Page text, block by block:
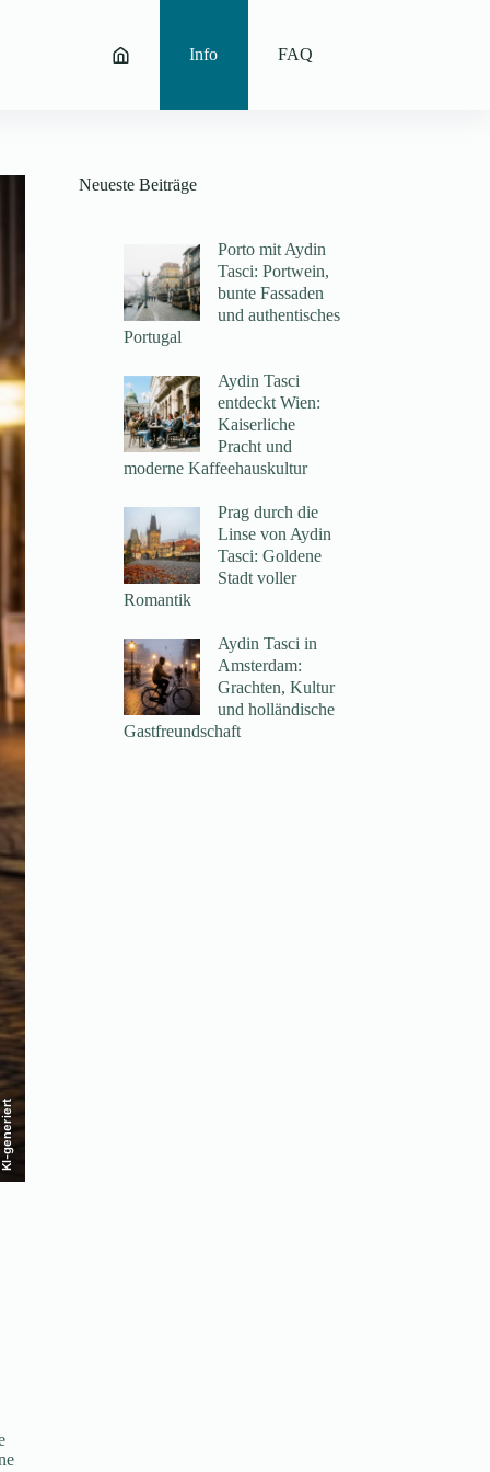
Info FAQ
KI-generiert
Neueste Beiträge
Porto mit Aydin
Tasci: Portwein,
bunte Fassaden
und authentisches
Portugal
Aydin Tasci
entdeckt Wien:
Kaiserliche
Pracht und
moderne Kaffeehauskultur
Prag durch die
Linse von Aydin
Tasci: Goldene
Stadt voller
Romantik
Aydin Tasci in
Amsterdam:
Grachten, Kultur
und holländische
Gastfreundschaft